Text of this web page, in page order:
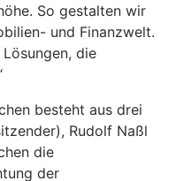
So gestalten wir
und Finanzwelt.
die
besteht aus drei
Rudolf Naßl
die
der